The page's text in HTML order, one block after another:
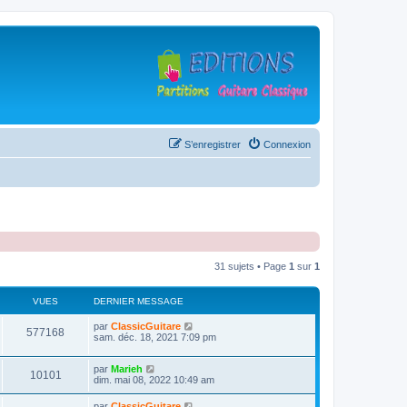
Connexion
S’enregistrer
31 sujets • Page 1 sur 1
VUES DERNIER MESSAGE
577168
u
D
e
n
i
e
par ClassicGuitare
sam. déc. 18, 2021 7:09 pm
10101
u
D
e
par Marieh
dim. mai 08, 2022 10:49 am